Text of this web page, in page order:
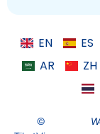
EN ES
AR
ZH
©